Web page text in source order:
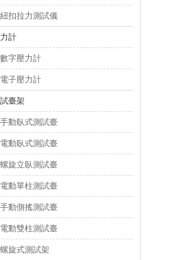
紐扣拉力測試儀
計
數字壓力計
電子壓力計
臺架
手動臥式測試臺
電動臥式測試臺
螺旋立臥測試臺
電動單柱測試臺
手動側搖測試臺
電動雙柱測試臺
螺旋式測試架